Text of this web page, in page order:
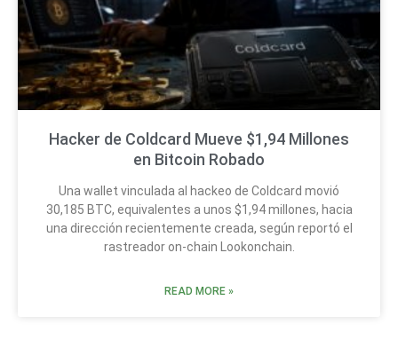
Hacker de Coldcard Mueve $1,94 Millones
en Bitcoin Robado
Una wallet vinculada al hackeo de Coldcard movió
30,185 BTC, equivalentes a unos $1,94 millones, hacia
una dirección recientemente creada, según reportó el
rastreador on-chain Lookonchain.
READ MORE »